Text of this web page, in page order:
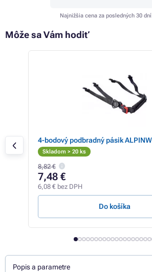
Najnižšia cena za posledných 30
Môže sa Vám hodiť
4-bodový podbradný pásik
Skladom > 20 ks
8,82 €
7,48 €
6,08 € bez DPH
Do košíka
Popis a parametre